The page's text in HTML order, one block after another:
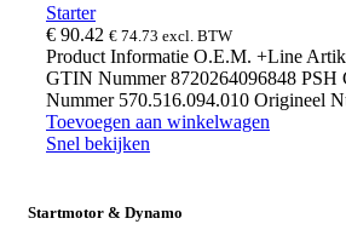
Starter
€ 90.42 € 74.73 excl. BTW
Product Informatie O.E.M. +Line
GTIN Nummer 8720264096848 PSH
Nummer 570.516.094.010 Origineel
Toevoegen aan winkelwagen
Snel bekijken
Startmotor & Dynamo